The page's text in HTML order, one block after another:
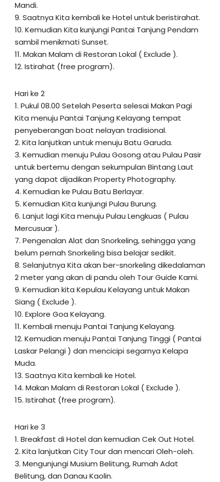
Mandi.
9. Saatnya Kita kembali ke Hotel untuk beristirahat.
10. Kemudian Kita kunjungi Pantai Tanjung Pendam
sambil menikmati Sunset.
11. Makan Malam di Restoran Lokal ( Exclude ).
12. Istirahat (free program).
Hari ke 2
1. Pukul 08.00 Setelah Peserta selesai Makan Pagi
Kita menuju Pantai Tanjung Kelayang tempat
penyeberangan boat nelayan tradisional.
2. Kita lanjutkan untuk menuju Batu Garuda.
3. Kemudian menuju Pulau Gosong atau Pulau Pasir
untuk bertemu dengan sekumpulan Bintang Laut
yang dapat dijadikan Property Photography.
4. Kemudian ke Pulau Batu Berlayar.
5. Kemudian Kita kunjungi Pulau Burung.
6. Lanjut lagi Kita menuju Pulau Lengkuas ( Pulau
Mercusuar ).
7. Pengenalan Alat dan Snorkeling, sehingga yang
belum pernah Snorkeling bisa belajar sedikit.
8. Selanjutnya Kita akan ber-snorkeling dikedalaman
2 meter yang akan di pandu oleh Tour Guide Kami.
9. Kemudian kita Kepulau Kelayang untuk Makan
Siang ( Exclude ).
10. Explore Goa Kelayang.
11. Kembali menuju Pantai Tanjung Kelayang.
12. Kemudian menuju Pantai Tanjung Tinggi ( Pantai
Laskar Pelangi ) dan mencicipi segarnya Kelapa
Muda.
13. Saatnya Kita kembali ke Hotel.
14. Makan Malam di Restoran Lokal ( Exclude ).
15. Istirahat (free program).
Hari ke 3
1. Breakfast di Hotel dan kemudian Cek Out Hotel.
2. Kita lanjutkan City Tour dan mencari Oleh-oleh.
3. Mengunjungi Musium Belitung, Rumah Adat
Belitung, dan Danau Kaolin.